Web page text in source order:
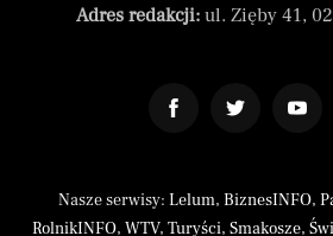
Adres redakcji:ul. Zięby 41,
Nasze serwisy: Lelum, BiznesINFO,
RolnikINFO, WTV, Turyści, Smakosze,